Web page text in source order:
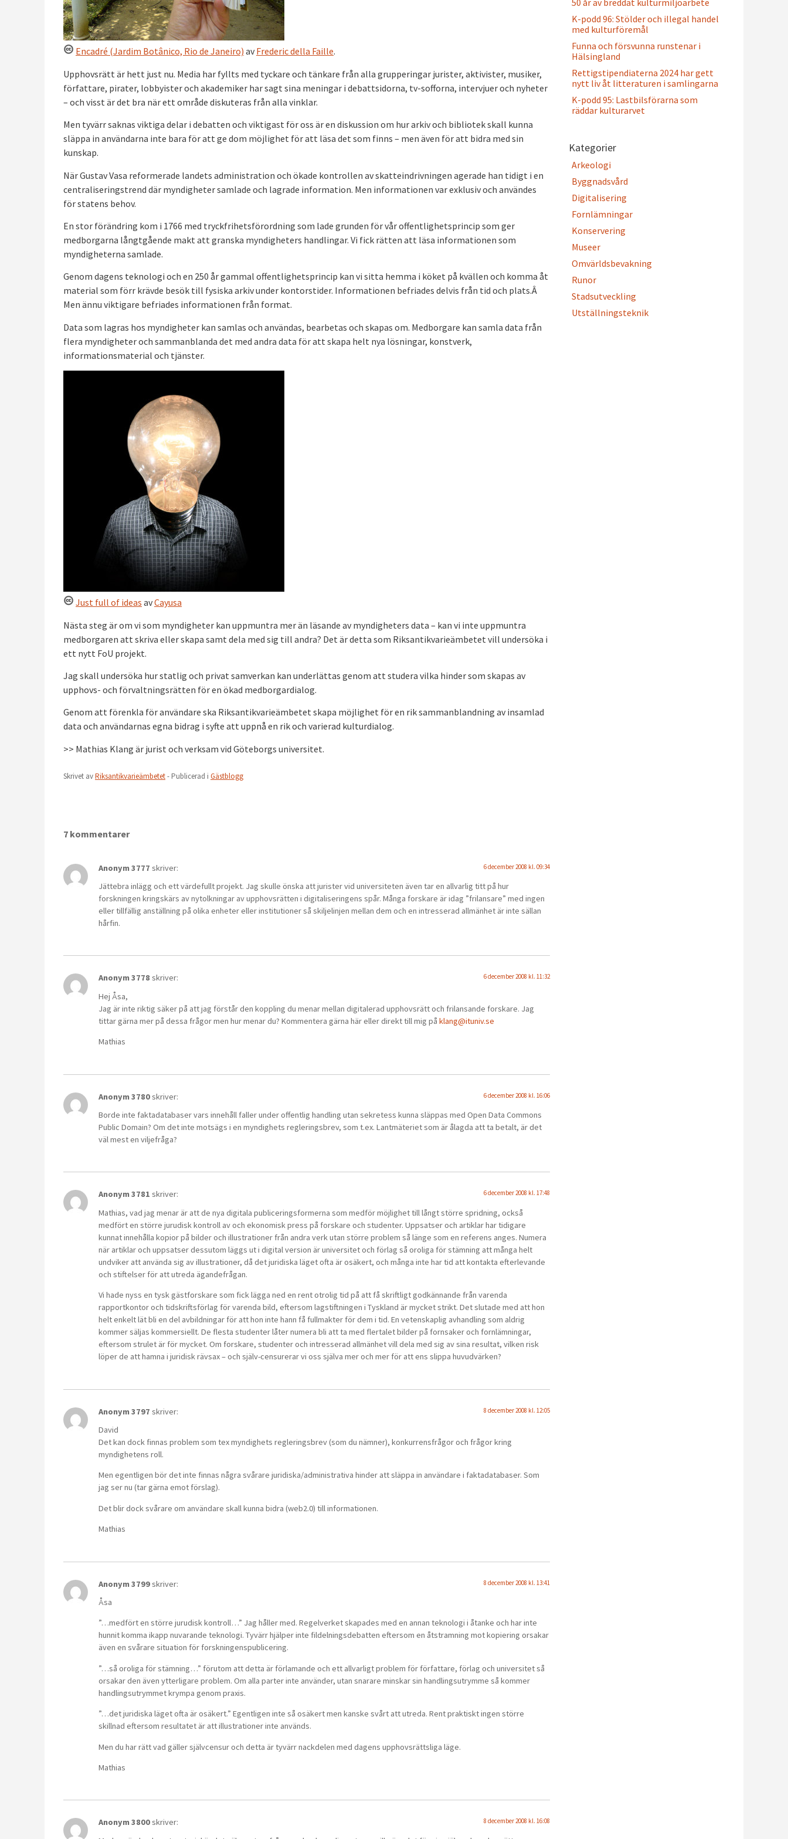
Encadré (Jardim Botânico, Rio de Janeiro) av Frederic della Faille.
Upphovsrätt är hett just nu. Media har fyllts med tyckare och tänkare från alla grupperingar jurister, aktivister, musiker,
författare, pirater, lobbyister och akademiker har sagt sina meningar i debattsidorna, tv-sofforna, intervjuer och nyheter
– och visst är det bra när ett område diskuteras från alla vinklar.
Men tyvärr saknas viktiga delar i debatten och viktigast för oss är en diskussion om hur arkiv och bibliotek skall kunna
släppa in användarna inte bara för att ge dom möjlighet för att läsa det som finns – men även för att bidra med sin
kunskap.
När Gustav Vasa reformerade landets administration och ökade kontrollen av skatteindrivningen agerade han tidigt i en
centraliseringstrend där myndigheter samlade och lagrade information. Men informationen var exklusiv och användes
för statens behov.
En stor förändring kom i 1766 med tryckfrihetsförordning som lade grunden för vår offentlighetsprincip som ger
medborgarna långtgående makt att granska myndigheters handlingar. Vi fick rätten att läsa informationen som
myndigheterna samlade.
Genom dagens teknologi och en 250 år gammal offentlighetsprincip kan vi sitta hemma i köket på kvällen och komma åt
material som förr krävde besök till fysiska arkiv under kontorstider. Informationen befriades delvis från tid och plats.Â
Men ännu viktigare befriades informationen från format.
Data som lagras hos myndigheter kan samlas och användas, bearbetas och skapas om. Medborgare kan samla data från
flera myndigheter och sammanblanda det med andra data för att skapa helt nya lösningar, konstverk,
informationsmaterial och tjänster.
Just full of ideas avCayusa
Nästa steg är om vi som myndigheter kan uppmuntra mer än läsande av myndigheters data – kan vi inte uppmuntra
medborgaren att skriva eller skapa samt dela med sig till andra? Det är detta som Riksantikvarieämbetet vill undersöka i
ett nytt FoU projekt.
Jag skall undersöka hur statlig och privat samverkan kan underlättas genom att studera vilka hinder som skapas av
upphovs- och förvaltningsrätten för en ökad medborgardialog.
Genom att förenkla för användare ska Riksantikvarieämbetet skapa möjlighet för en rik sammanblandning av insamlad
data och användarnas egna bidrag i syfte att uppnå en rik och varierad kulturdialog.
>> Mathias Klang är jurist och verksam vid Göteborgs universitet.
Skrivet avRiksantikvarieämbetet- Publicerad i Gästblogg
7 kommentarer
Anonym 3777 skriver: 6 december 2008 kl. 09:34
Jättebra inlägg och ett värdefullt projekt. Jag skulle önska att jurister vid universiteten även tar en allvarlig titt på hur
forskningen kringskärs av nytolkningar av upphovsrätten i digitaliseringens spår. Många forskare är idag ”frilansare” med ingen
eller tillfällig anställning på olika enheter eller institutioner så skiljelinjen mellan dem och en intresserad allmänhet är inte sällan
hårfin.
Anonym 3778 skriver: 6 december 2008 kl. 11:32
Hej Åsa,
Jag är inte riktig säker på att jag förstår den koppling du menar mellan digitalerad upphovsrätt och frilansande forskare. Jag
tittar gärna mer på dessa frågor men hur menar du? Kommentera gärna här eller direkt till mig på klang@ituniv.se
Mathias
Anonym 3780skriver: 6 december 2008 kl. 16:06
Borde inte faktadatabaser vars innehåll faller under offentlig handling utan sekretess kunna släppas med Open Data Commons
Public Domain? Om det inte motsägs i en myndighets regleringsbrev, som t.ex. Lantmäteriet som är ålagda att ta betalt, är det
väl mest en viljefråga?
Anonym 3781 skriver: 6 december 2008 kl. 17:48
Mathias, vad jag menar är att de nya digitala publiceringsformerna som medför möjlighet till långt större spridning, också
medfört en större jurudisk kontroll av och ekonomisk press på forskare och studenter. Uppsatser och artiklar har tidigare
kunnat innehålla kopior på bilder och illustrationer från andra verk utan större problem så länge som en referens anges. Numera
när artiklar och uppsatser dessutom läggs ut i digital version är universitet och förlag så oroliga för stämning att många helt
undviker att använda sig av illustrationer, då det juridiska läget ofta är osäkert, och många inte har tid att kontakta efterlevande
och stiftelser för att utreda ägandefrågan.
Vi hade nyss en tysk gästforskare som fick lägga ned en rent otrolig tid på att få skriftligt godkännande från varenda
rapportkontor och tidskriftsförlag för varenda bild, eftersom lagstiftningen i Tyskland är mycket strikt. Det slutade med att hon
helt enkelt lät bli en del avbildningar för att hon inte hann få fullmakter för dem i tid. En vetenskaplig avhandling som aldrig
kommer säljas kommersiellt. De flesta studenter låter numera bli att ta med flertalet bilder på fornsaker och fornlämningar,
eftersom strulet är för mycket. Om forskare, studenter och intresserad allmänhet vill dela med sig av sina resultat, vilken risk
löper de att hamna i juridisk rävsax – och själv-censurerar vi oss själva mer och mer för att ens slippa huvudvärken?
Anonym 3797 skriver: 8 december 2008 kl. 12:05
David
Det kan dock finnas problem som tex myndighets regleringsbrev (som du nämner), konkurrensfrågor och frågor kring
myndighetens roll.
Men egentligen bör det inte finnas några svårare juridiska/administrativa hinder att släppa in användare i faktadatabaser. Som
jag ser nu (tar gärna emot förslag).
Det blir dock svårare om användare skall kunna bidra (web2.0) till informationen.
Mathias
Anonym 3799skriver: 8 december 2008 kl. 13:41
Åsa
”…medfört en större jurudisk kontroll…” Jag håller med. Regelverket skapades med en annan teknologi i åtanke och har inte
hunnit komma ikapp nuvarande teknologi. Tyvärr hjälper inte fildelningsdebatten eftersom en åtstramning mot kopiering orsakar
även en svårare situation för forskningenspublicering.
”…så oroliga för stämning…” förutom att detta är förlamande och ett allvarligt problem för författare, förlag och universitet så
orsakar den även ytterligare problem. Om alla parter inte använder, utan snarare minskar sin handlingsutrymme så kommer
handlingsutrymmet krympa genom praxis.
”…det juridiska läget ofta är osäkert.” Egentligen inte så osäkert men kanske svårt att utreda. Rent praktiskt ingen större
skillnad eftersom resultatet är att illustrationer inte används.
Men du har rätt vad gäller självcensur och detta är tyvärr nackdelen med dagens upphovsrättsliga läge.
Mathias
Anonym 3800skriver: 8 december 2008 kl. 16:08
50 år av breddat kulturmiljöarbete
K-podd 96: Stölder och illegal handel
med kulturföremål
Funna och försvunna runstenar i
Hälsingland
Rettigstipendiaterna 2024 har gett
nytt liv åt litteraturen i samlingarna
K-podd 95: Lastbilsförarna som
räddar kulturarvet
Kategorier
Arkeologi
Byggnadsvård
Digitalisering
Fornlämningar
Konservering
Museer
Omvärldsbevakning
Runor
Stadsutveckling
Utställningsteknik